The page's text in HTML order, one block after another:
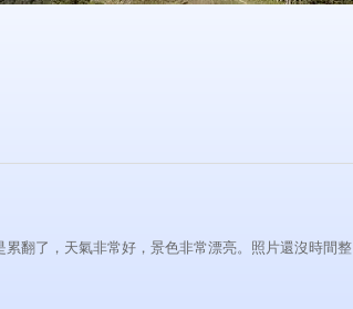
翻了，天氣非常好，景色非常漂亮。照片還沒時間整